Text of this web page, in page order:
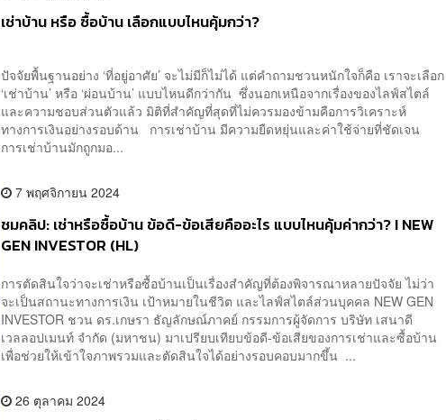
เช่าบ้าน หรือ ซื้อบ้าน เลือกแบบไหนคุ้มกว่า?
ปัจจัยพื้นฐานอย่าง ‘ที่อยู่อาศัย’ จะไม่มีก็ไม่ได้ แต่คำถามชวนหนักใจก็คือ เราจะเลือก
‘เช่าบ้าน’ หรือ ‘ผ่อนบ้าน’ แบบไหนดีกว่ากัน ซึ่งนอกเหนือจากเรื่องของไลฟ์สไตล์
และความชอบส่วนตัวแล้ว มิติที่สำคัญที่สุดที่ไม่ควรมองข้ามคือการวิเคราะห์
ทางการเงินอย่างรอบด้าน การเช่าบ้าน มีความยืดหยุ่นและค่าใช้จ่ายที่ชัดเจน
การเช่าบ้านมักถูกมอ...
7 พฤศจิกายน 2024
ชมคลิป: เช่าหรือซื้อบ้าน ข้อดี-ข้อเสียคืออะไร แบบไหนคุ้มค่ากว่า? I NEW
GEN INVESTOR (HL)
การตัดสินใจว่าจะเช่าหรือซื้อบ้านเป็นเรื่องสำคัญที่ต้องพิจารณาหลายปัจจัย ไม่ว่า
จะเป็นสถานะทางการเงิน เป้าหมายในชีวิต และไลฟ์สไตล์ส่วนบุคคล NEW GEN
INVESTOR ชวน ดร.เกษรา ธัญลักษณ์ภาคย์ กรรมการผู้จัดการ บริษัท เสนาดี
เวลลอปเมนท์ จำกัด (มหาชน) มาเปรียบเทียบข้อดี-ข้อเสียของการเช่าและซื้อบ้าน
เพื่อช่วยให้เข้าใจภาพรวมและตัดสินใจได้อย่างรอบคอบมากขึ้น ...
26 ตุลาคม 2024